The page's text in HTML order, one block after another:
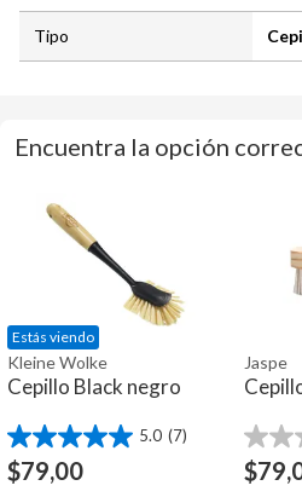
Tipo
Encuentra la opción
Estás viendo
Kleine Wolke
Cepillo Black negro
5.0 (7)
5.0
de
5
$79,00
Jaspe
0.0
de
5
$